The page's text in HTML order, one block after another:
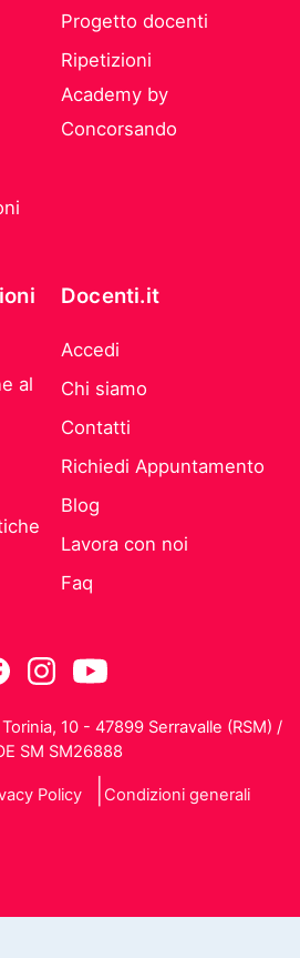
Progetto docenti
Ripetizioni
Academy by
Concorsando
al
Docenti.it
Accedi
Chi siamo
Contatti
Richiedi Appuntamento
Blog
Lavora con noi
Faq
10 - 47899 Serravalle (RSM) /
SM SM26888
Policy Condizioni generali